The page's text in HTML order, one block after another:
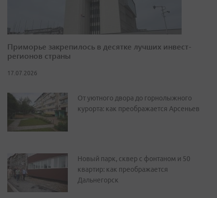
Приморье закрепилось в десятке лучших инвест-
регионов страны
17.07.2026
От уютного двора до горнолыжного
курорта: как преображается Арсеньев
Новый парк, сквер с фонтаном и 50
квартир: как преображается
Дальнегорск